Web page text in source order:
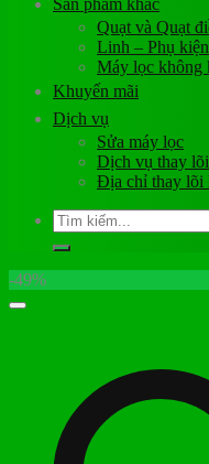
Sản phẩm khác
Quạt và Quạt
Linh – Phụ kiện
Máy lọc không
Khuyến mãi
Dịch vụ
Sửa máy lọc
Dịch vụ thay
Địa chỉ thay lõi
Tìm
kiếm:
-49%